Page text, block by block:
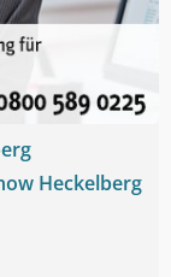
Heckelberg